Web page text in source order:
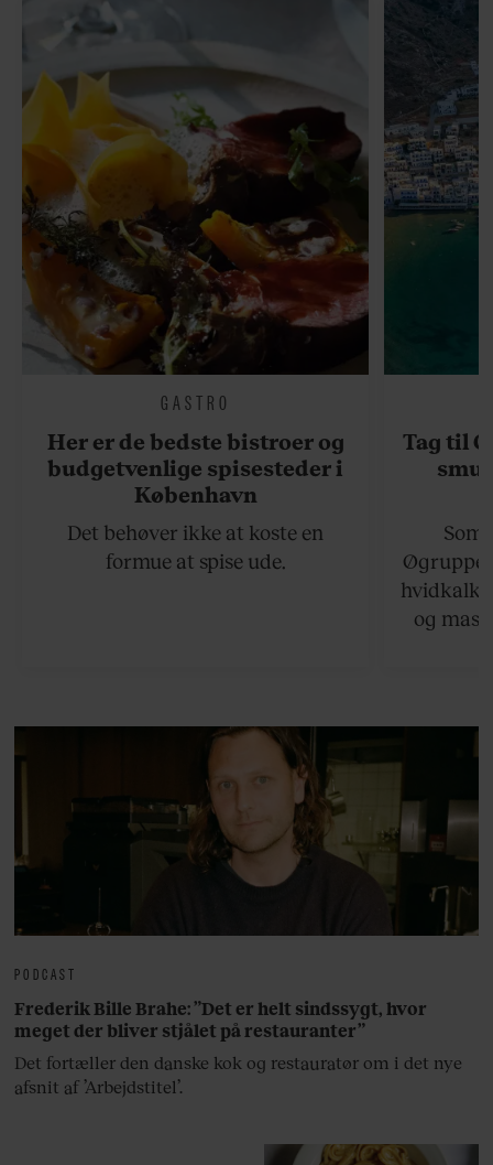
GASTRO
Her er de bedste bistroer og
budgetvenlige spisesteder i
København
Det behøver ikke at koste en
formue at spise ude.
Tag til
og
PODCAST
Frederik Bille Brahe: ”Det er helt sindssygt, hvor
meget der bliver stjålet på restauranter”
Det fortæller den danske kok og restauratør om i det nye
afsnit af ’Arbejdstitel’.